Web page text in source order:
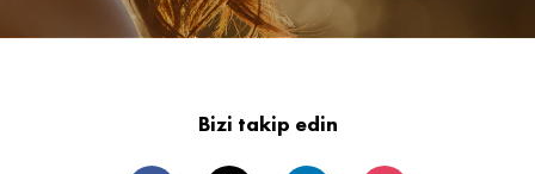
Bizi takip edin